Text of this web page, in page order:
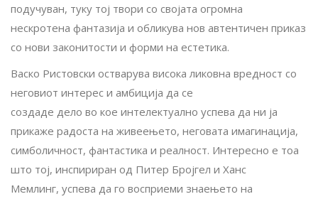
подучуван, туку тој твори со својата огромна
нескротена фантазија и обликува нов автентичен приказ
со нови законитости и форми на естетика.
Васко Ристовски остварува висока ликовна вредност со
неговиот интерес и амбиција да се
создаде дело во кое интелектуално успева да ни ја
прикаже радоста на живеењето, неговата имагинација,
симболичност, фантастика и реалност. Интересно е тоа
што тој, инспириран од Питер Бројгел и Ханс
Мемлинг, успева да го восприеми знаењето на